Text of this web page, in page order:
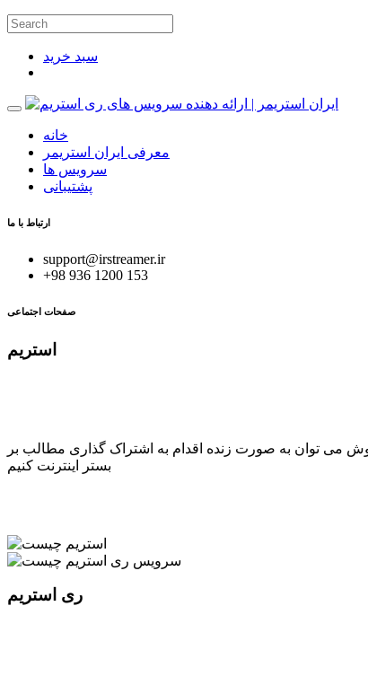
سبد خرید
خانه
معرفی ایران استریمر
سرویس ها
پشتیبانی
ارتباط با ما
support@irstreamer.ir
+98 936 1200 153
صفحات اجتماعی
استریم
می توان به صورت زنده اقدام به اشتراک گذاری مطالب بر
بستر اینترنت کنیم
ری استریم